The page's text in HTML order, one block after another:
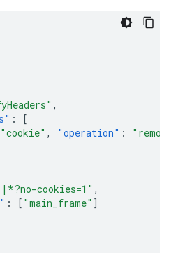
,
:
[
"cookie" , "operation" :
cookies=1" ,
: [ "main_frame" ]